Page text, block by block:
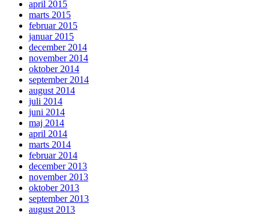
april 2015
marts 2015
februar 2015
januar 2015
december 2014
november 2014
oktober 2014
september 2014
august 2014
juli 2014
juni 2014
maj 2014
april 2014
marts 2014
februar 2014
december 2013
november 2013
oktober 2013
september 2013
august 2013